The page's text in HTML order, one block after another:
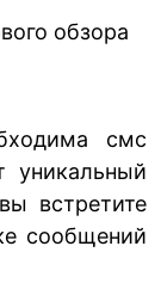
обзора
смс
уникальный
встретите
сообщений